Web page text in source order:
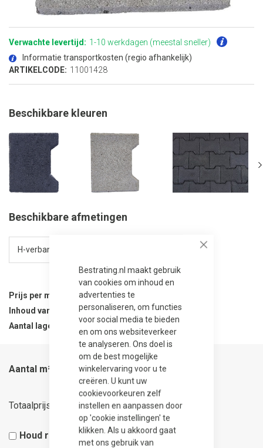
Bestrating.nl maakt gebruik
van cookies om inhoud en
advertenties te
personaliseren, om functies
voor social media te bieden
en om ons websiteverkeer
te analyseren. Ons doel is
om de best mogelijke
winkelervaring voor u te
creëren. U kunt uw
cookievoorkeuren zelf
instellen en aanpassen door
op 'cookie instellingen' te
klikken. Als u akkoord gaat
met ons gebruik van
naar
begin
de
afbeeldingen-
Verwachte levertijd: 1-10 werkdagen (meestal sneller)
Informatie transportkosten (regio afhankelijk)
ARTIKELCODE: 11001428
Beschikbare kleuren
Beschikbare afmetingen
Prijs per m²
35,95
Inhoud van verpakking
6.57 m²
Aantal lagen per verpakking
Aantal m²
Totaalprijs 26,24
Houd rekening met 5% snijverlies